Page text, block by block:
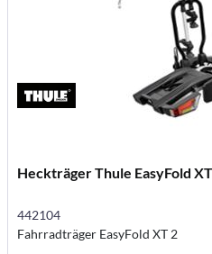
Heckträger Thule EasyFold
442104
Fahrradträger EasyFold XT 2